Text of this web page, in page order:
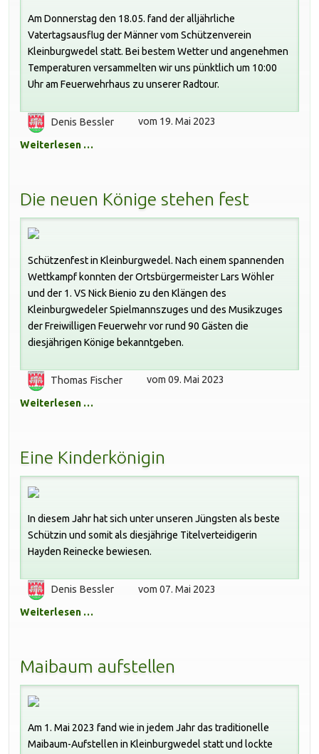
Am Donnerstag den 18.05. fand der alljährliche
Vatertagsausflug der Männer vom Schützenverein
Kleinburgwedel statt. Bei bestem Wetter und angenehmen
Temperaturen versammelten wir uns pünktlich um 10:00
Uhr am Feuerwehrhaus zu unserer Radtour.
Denis Bessler vom 19. Mai 2023
Weiterlesen …
Die neuen Könige stehen fest
Schützenfest in Kleinburgwedel. Nach einem spannenden
Wettkampf konnten der Ortsbürgermeister Lars Wöhler
und der 1. VS Nick Bienio zu den Klängen des
Kleinburgwedeler Spielmannszuges und des Musikzuges
der Freiwilligen Feuerwehr vor rund 90 Gästen die
diesjährigen Könige bekanntgeben.
Thomas Fischer vom 09. Mai 2023
Weiterlesen …
Eine Kinderkönigin
In diesem Jahr hat sich unter unseren Jüngsten als beste
Schützin und somit als diesjährige Titelverteidigerin
Hayden Reinecke bewiesen.
Denis Bessler vom 07. Mai 2023
Weiterlesen …
Maibaum aufstellen
Am 1. Mai 2023 fand wie in jedem Jahr das traditionelle
Maibaum-Aufstellen in Kleinburgwedel statt und lockte